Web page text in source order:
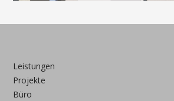
Leistungen
Projekte
Büro